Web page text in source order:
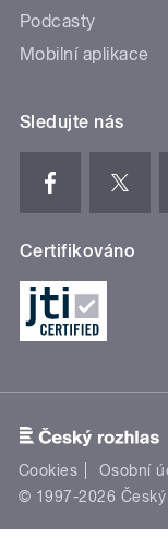
Podcasty
Mobilní aplikace
Sledujte nás
Certifikováno
Cookies Osobní
© 1997-2026